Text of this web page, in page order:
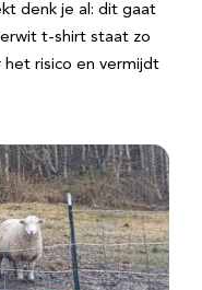
denk je al: dit gaat
t-shirt staat zo
het risico en vermijdt